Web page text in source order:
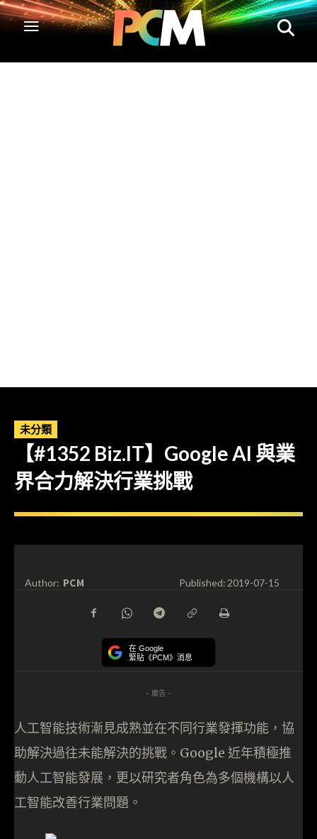
未分類
【#1352 Biz.IT】Google AI 與業
界合力解決行業挑戰
Author: PCM Published:2019-07-15
在 Google
緊貼《PCM》消息
- 廣告 -
人工智能技術漸見成熟並在不同行業發揮功能，協
助解決過往未能解決的挑戰。Google 近年積極推
動人工智能發展，更以研究者角色為多個機構以人
工智能改善行業問題。